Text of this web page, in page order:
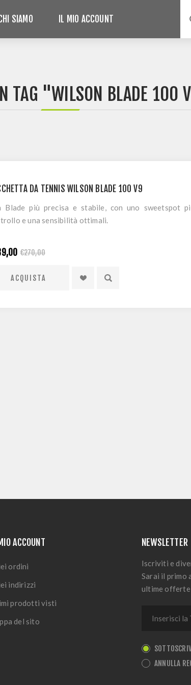
SIAMO IL MIO ACCOUNT
TAG "WILSON BLADE 100
DA TENNIS WILSON BLADE 100 V9
Blade più precisa e stabile, con uno sweetspot
e una sensibilità ottimali.
€270,00
ACCOUNT
ordini
indirizzi
prodotti visti
del sito
NEWSLETTER
Iscriviti e
Sarai il primo
ultime offerte
ANNULLA